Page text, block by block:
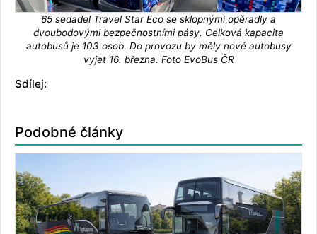
65 sedadel Travel Star Eco se sklopnými opěradly a
dvoubodovými bezpečnostními pásy. Celková kapacita
autobusů je 103 osob. Do provozu by měly nové autobusy
vyjet 16. března. Foto EvoBus ČR
Sdílej:
Podobné články